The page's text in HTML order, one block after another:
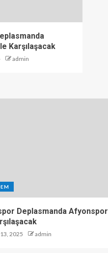
Karşılaşacak
admin
Deplasmanda Afyonspor
2025 admin